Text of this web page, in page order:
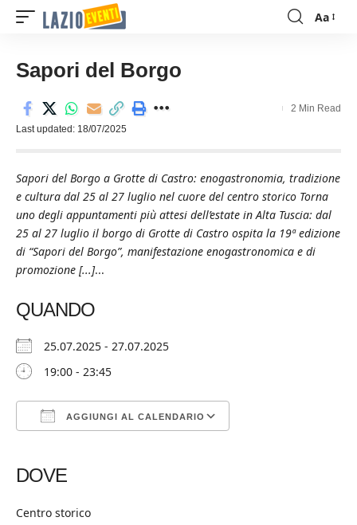
Font
Aa
Sapori del Borgo
Last updated: 18/07/2025
2 Min Read
Sapori del Borgo a Grotte di Castro: enogastronomia, tradizione
e cultura dal 25 al 27 luglio nel cuore del centro storico Torna
uno degli appuntamenti più attesi dell’estate in Alta Tuscia: dal
25 al 27 luglio il borgo di Grotte di Castro ospita la 19ª edizione
di “Sapori del Borgo”, manifestazione enogastronomica e di
promozione [...]...
QUANDO
25.07.2025 - 27.07.2025
19:00 - 23:45
AGGIUNGI AL CALENDARIO
DOVE
Centro storico